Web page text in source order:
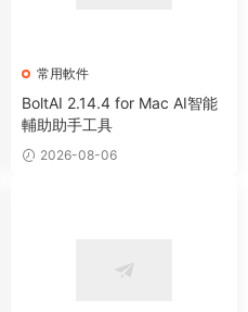
常用軟件
BoltAI 2.14.4 for Mac AI智能
輔助助手工具
2026-08-06